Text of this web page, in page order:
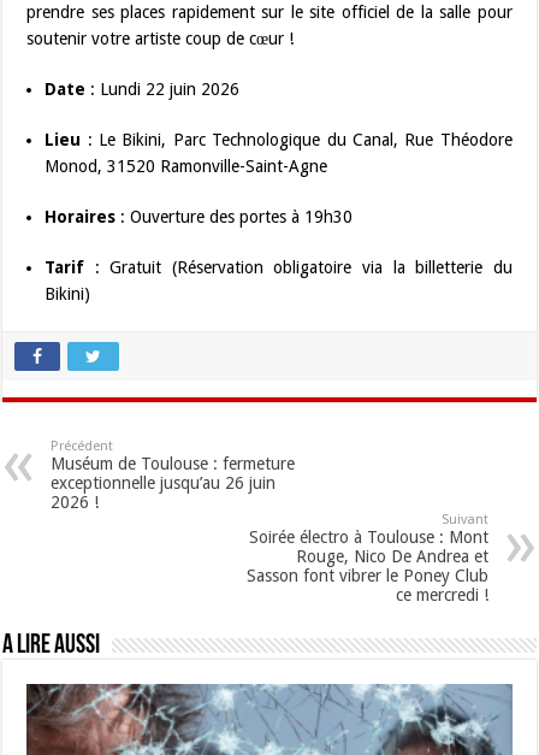
prendre ses places rapidement sur le site officiel de la salle pour
soutenir votre artiste coup de cœur !
Date : Lundi 22 juin 2026
Lieu : Le Bikini, Parc Technologique du Canal, Rue Théodore
Monod, 31520 Ramonville-Saint-Agne
Horaires : Ouverture des portes à 19h30
Tarif : Gratuit (Réservation obligatoire via la billetterie du
Bikini)
Précédent
Muséum de Toulouse : fermeture
exceptionnelle jusqu’au 26 juin
2026 !
Suivant
Soirée électro à Toulouse : Mont
Rouge, Nico De Andrea et
Sasson font vibrer le Poney Club
ce mercredi !
A lire aussi